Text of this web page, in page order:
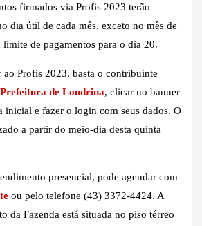
firmados via Profis 2023 terão
dia útil de cada mês, exceto no mês de
de pagamentos para o dia 20.
ao Profis 2023, basta o contribuinte
de Londrina, clicar no banner
inicial e fazer o login com seus dados. O
a partir do meio-dia desta quinta
presencial, pode agendar com
ou pelo telefone (43) 3372-4424. A
da Fazenda está situada no piso térreo